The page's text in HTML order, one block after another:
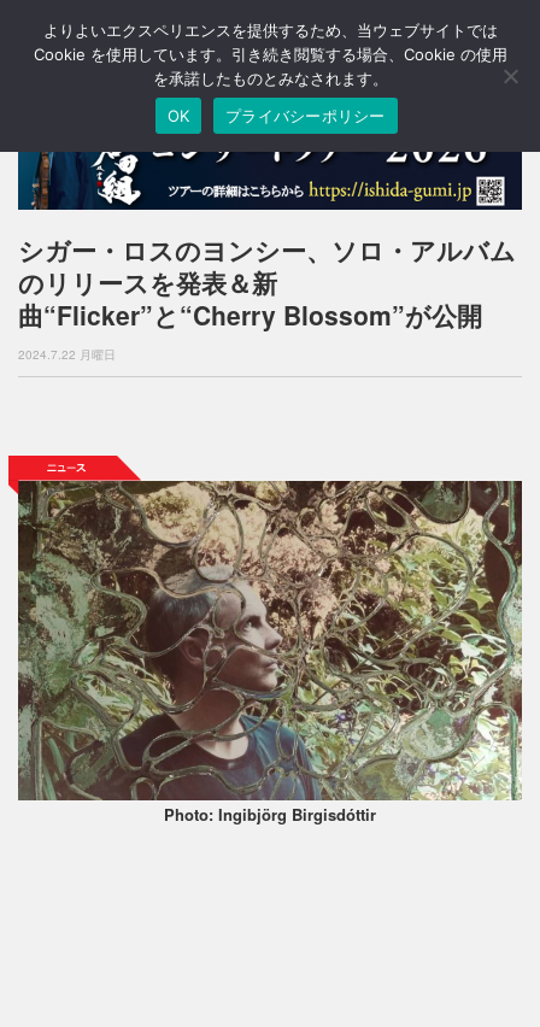
T
o
a
v
g
n
シガー・ロスのヨンシー、ソロ・アルバム
のリリースを発表＆新
曲“Flicker”と“Cherry Blossom”が公開
2024.7.22 月曜日
Photo: Ingibjörg Birgisdóttir
よりよいエクスペリエンスを提供するため、当ウェブサイトでは
Cookie を使用しています。引き続き閲覧する場合、Cookie の使用
を承諾したものとみなされます。
OK
プライバシーポリシー